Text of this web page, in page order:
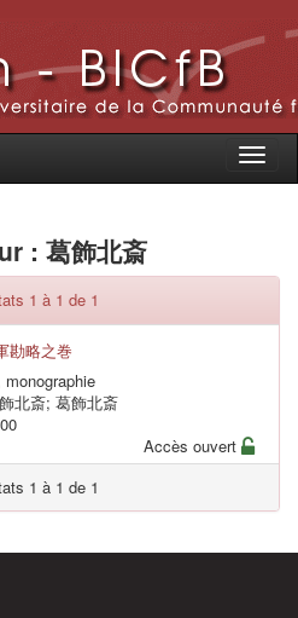
Toggle
: 葛飾北斎
1 à 1 de 1
勘略之巻
monographie
北斎; 葛飾北斎
Accès ouvert
1 à 1 de 1